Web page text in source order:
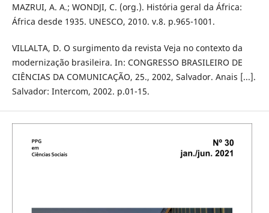
MAZRUI, A. A.; WONDJI, C. (org.). História geral da África:
África desde 1935. UNESCO, 2010. v.8. p.965-1001.
VILLALTA, D. O surgimento da revista Veja no contexto da
modernização brasileira. In: CONGRESSO BRASILEIRO DE
CIÊNCIAS DA COMUNICAÇÃO, 25., 2002, Salvador. Anais [...].
Salvador: Intercom, 2002. p.01-15.